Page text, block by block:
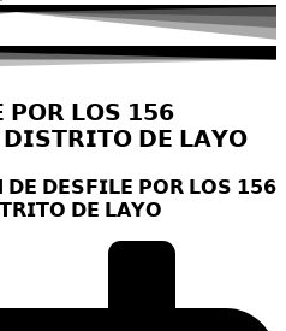
𝗣𝗢𝗥 𝗟𝗢𝗦 𝟭𝟱𝟲
𝗗𝗘 𝗟𝗔𝗬𝗢
𝗗𝗘𝗦𝗙𝗜𝗟𝗘 𝗣𝗢𝗥 𝗟𝗢𝗦 𝟭𝟱𝟲
𝗗𝗘 𝗟𝗔𝗬𝗢